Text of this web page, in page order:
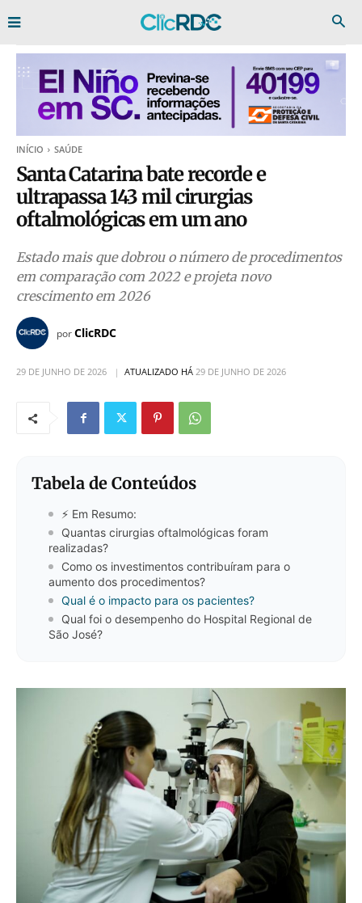
INÍCIO SAÚDE
Santa Catarina bate recorde e
ultrapassa 143 mil cirurgias
oftalmológicas em um ano
Estado mais que dobrou o número de procedimentos
em comparação com 2022 e projeta novo
crescimento em 2026
porClicRDC
29 DE JUNHO DE 2026 ATUALIZADO HÁ 29 DE JUNHO DE 2026
Tabela de Conteúdos
⚡ Em Resumo:
Quantas cirurgias oftalmológicas foram
realizadas?
Como os investimentos contribuíram para o
aumento dos procedimentos?
Qual é o impacto para os pacientes?
Qual foi o desempenho do Hospital Regional de
São José?